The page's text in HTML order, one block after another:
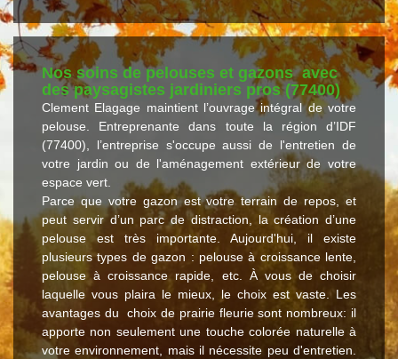
Nos soins de pelouses et gazons avec
des paysagistes jardiniers pros (77400)
Clement Elagage maintient l’ouvrage intégral de votre
pelouse. Entreprenante dans toute la région d’IDF
(77400), l’entreprise s'occupe aussi de l'entretien de
votre jardin ou de l'aménagement extérieur de votre
espace vert.
Parce que votre gazon est votre terrain de repos, et
peut servir d’un parc de distraction, la création d’une
pelouse est très importante. Aujourd'hui, il existe
plusieurs types de gazon : pelouse à croissance lente,
pelouse à croissance rapide, etc. À vous de choisir
laquelle vous plaira le mieux, le choix est vaste. Les
avantages du choix de prairie fleurie sont nombreux: il
apporte non seulement une touche colorée naturelle à
votre environnement, mais il nécessite peu d'entretien.